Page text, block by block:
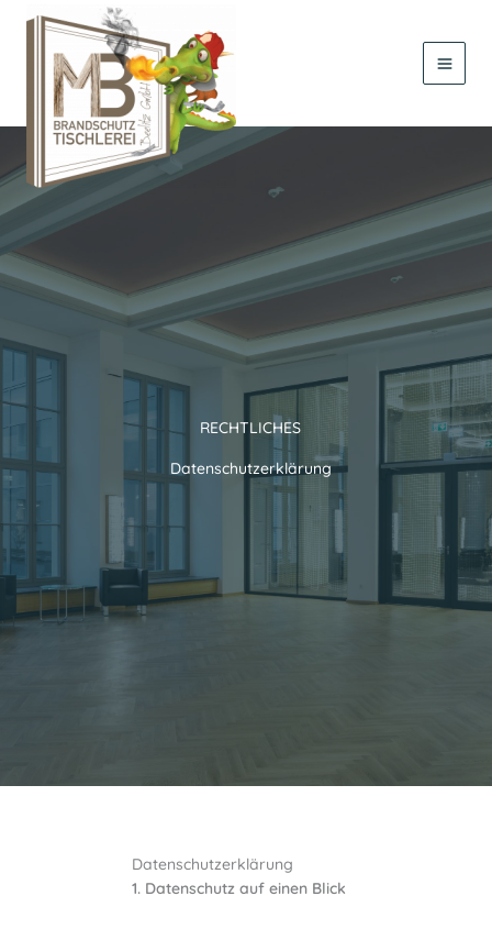
springen
RECHTLICHES
Datenschutzerklärung
Datenschutzerklärung
1. Datenschutz auf einen Blick